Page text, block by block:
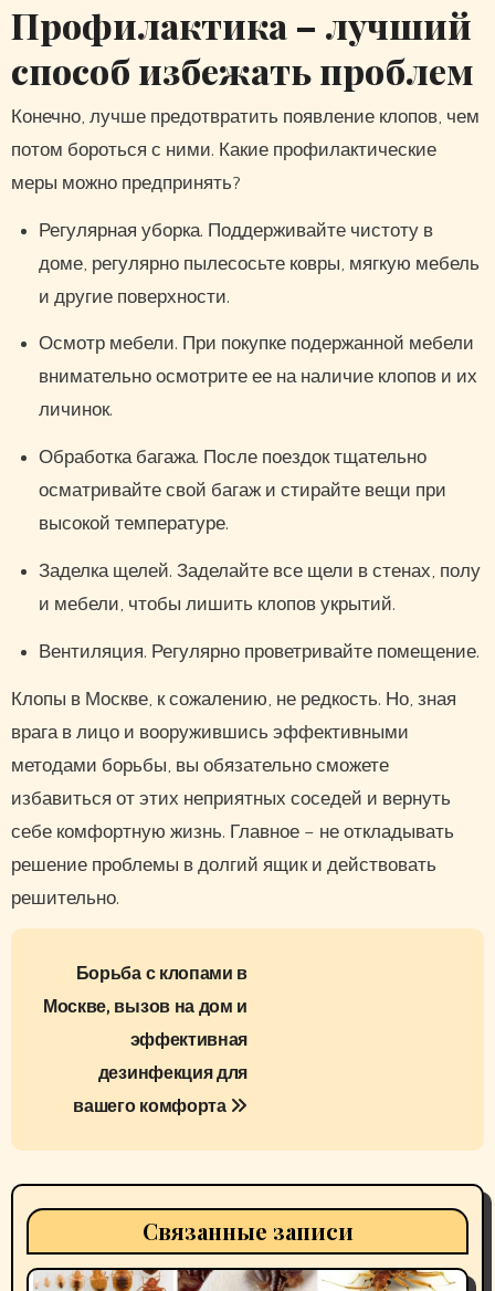
Профилактика – лучший
способ избежать проблем
Конечно, лучше предотвратить появление клопов, чем
потом бороться с ними. Какие профилактические
меры можно предпринять?
Регулярная уборка. Поддерживайте чистоту в
доме, регулярно пылесосьте ковры, мягкую мебель
и другие поверхности.
Осмотр мебели. При покупке подержанной мебели
внимательно осмотрите ее на наличие клопов и их
личинок.
Обработка багажа. После поездок тщательно
осматривайте свой багаж и стирайте вещи при
высокой температуре.
Заделка щелей. Заделайте все щели в стенах, полу
и мебели, чтобы лишить клопов укрытий.
Вентиляция. Регулярно проветривайте помещение.
Клопы в Москве, к сожалению, не редкость. Но, зная
врага в лицо и вооружившись эффективными
методами борьбы, вы обязательно сможете
избавиться от этих неприятных соседей и вернуть
себе комфортную жизнь. Главное – не откладывать
решение проблемы в долгий ящик и действовать
решительно.
Н
г
а
ц
и
Борьба с клопами в
Москве, вызов на дом и
эффективная
дезинфекция для
вашего комфорта
Связанные записи